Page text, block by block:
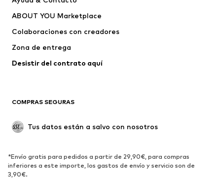
Pantalones
Ropa interior
Jerséis y cárdigans
Trajes y chaquetas
Ropa de baño
Nuevo
Tendencia
Zapatos bajos
Zapatos deportivos
Zapatos abiertos
ABOUT YOU Marketplace
Colaboraciones con creadores
Zona de entrega
Desistir del contrato aquí
COMPRAS SEGURAS
Tus datos están a salvo con nosotros
*Envío gratis para pedidos a partir de 29,90€, para compras
inferiores a este importe, los gastos de envío y servicio son de
3,90€.